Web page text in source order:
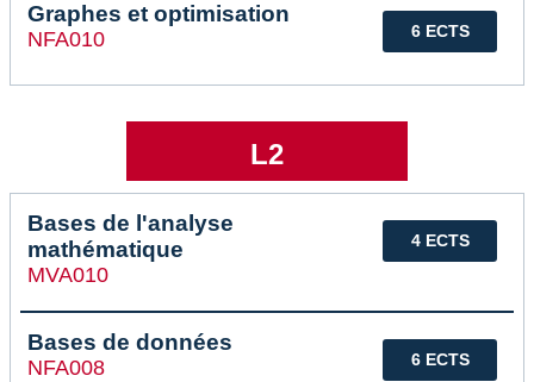
6 ECTS
Graphes et optimisation
NFA010
L2
4 ECTS
Bases de l'analyse
mathématique
MVA010
6 ECTS
Bases de données
NFA008